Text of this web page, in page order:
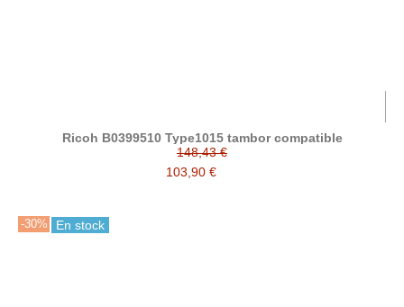
Ricoh B0399510 Type1015 tambor compatible
148,43 €
103,90 €
-30% En stock